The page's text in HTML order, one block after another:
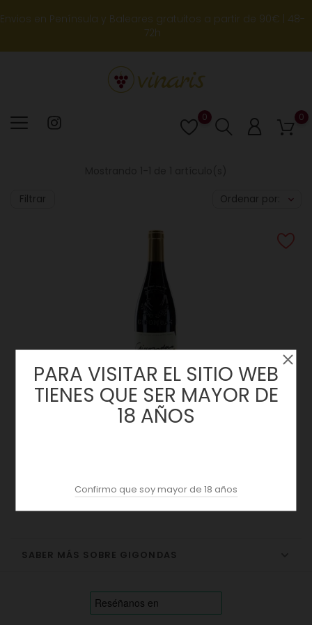
Envios en Península y Baleares gratuitos a partir de 90€ | 48-
72h
0
Lista
de
0
Filtrar Ordenar por:
SABER MÁS SOBRE GIGONDAS
PARA VISITAR EL SITIO WEB
TIENES QUE SER MAYOR DE
18 AÑOS
Confirmo que soy mayor de 18 años